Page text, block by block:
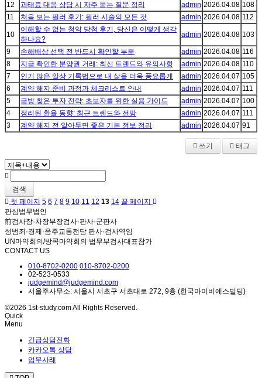
12
과태료 대응 상담 시 자주 묻는 질문 정리 admin 2026.04.08 108
11
처음 보는 필러 후기: 필러 시술의 모든 것 admin 2026.04.08 112
10
이해할 수 없는 청약 당첨 후기, 당신은 어떻게 생각
하나요?
admin 2026.04.08 103
9 손해배상 선택 전 반드시 확인할 부분 admin 2026.04.08 116
8
지금 확인한 분양권 거래: 최신 트렌드와 유의사항 admin 2026.04.08 110
7
인기 많은 일상 기록법으로 내 삶을 더욱 풍요롭게 admin 2026.04.07 105
6
계약 해지 준비 과정과 체크리스트 안내 admin 2026.04.07 111
5
금방 찾은 투자 전략: 초보자를 위한 실용 가이드 admin 2026.04.07 100
4
정리된 환율 동향: 최근 트렌드와 전망 admin 2026.04.07 111
3
계약 해지 전 알아두면 좋은 기본 정보 정리 admin 2026.04.07 91
쓰기 태그
검색
첫 페이지 5 6 7 8 9 10 11 12 13 14 끝 페이지
판심법무법인
前검사장·차장부장검사·판사·군판사
성범죄·경제·음주교통전담 판사·검사역임
UN마약회의/방콕마약회의 법무부검사대표참가
CONTACT US
010-8702-0200 010-8702-0200
02-523-0533
judgemind@judgemind.com
서울주사무소: 서울시 서초구 서초대로 272, 9층 (한국아이비에스빌딩)
©2026 1st-study.com All Rights Reserved.
Quick
Menu
긴급상담전화
카카오톡 상담
업무사례